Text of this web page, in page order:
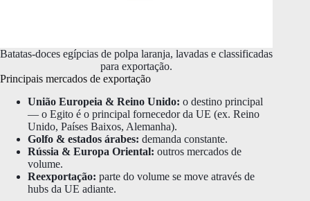
Batatas-doces egípcias de polpa laranja, lavadas e classificadas
para exportação.
Principais mercados de exportação
União Europeia & Reino Unido: o destino principal
— o Egito é o principal fornecedor da UE (ex. Reino
Unido, Países Baixos, Alemanha).
Golfo & estados árabes: demanda constante.
Rússia & Europa Oriental: outros mercados de
volume.
Reexportação: parte do volume se move através de
hubs da UE adiante.